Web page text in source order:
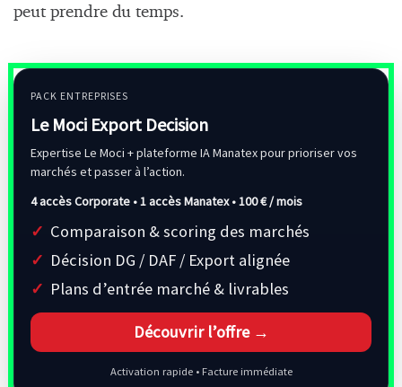
peut prendre du temps.
PACK ENTREPRISES
Le Moci Export Decision
Expertise Le Moci + plateforme IA Manatex pour prioriser vos
marchés et passer à l’action.
4 accès Corporate • 1 accès Manatex •100 € / mois
Comparaison & scoring des marchés
Décision DG / DAF / Export alignée
Plans d’entrée marché & livrables
Découvrir l’offre →
Activation rapide • Facture immédiate